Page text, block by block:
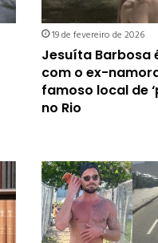
19 de fevereiro de 2026
Jesuíta Barbosa
com o ex-
famoso local de
no Rio